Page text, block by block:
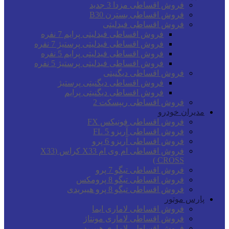
فروش اقساطی مزدا 3 جدید
فروش اقساطی بسترن B30
فروش اقساطی فیدلیتی
فروش اقساطی فیدلیتی پرایم 7 نفره
فروش اقساطی فیدلیتی پرستیژ 7 نفره
فروش اقساطی فیدلیتی پرایم 5 نفره
فروش اقساطی فیدلیتی پرستیژ 5 نفره
فروش اقساطی دیگنیتی
فروش اقساطی دیگنیتی پرستیژ
فروش اقساطی دیگنیتی پرایم
فروش اقساطی ریپسکت 2
مدیران خودرو
فروش اقساطی فونیکس FX
فروش اقساطی آریزو 5 FL
فروش اقساطی آریزو 6 پرو
فروش اقساطی ام وی ام X33 کراس (X33
CROSS )
فروش اقساطی تیگو 7 پرو
فروش اقساطی تیگو 8 پرومکس
فروش اقساطی تیگو 8 پرو هیبریدی
پارس موتور
فروش اقساطی لاماری ایما
فروش اقساطی لاماری مونتاژ